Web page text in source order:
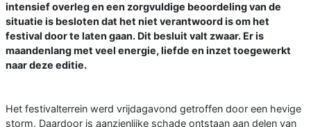
intensief overleg en een zorgvuldige beoordeling van de
situatie is besloten dat het niet verantwoord is om het
festival door te laten gaan. Dit besluit valt zwaar. Er is
maandenlang met veel energie, liefde en inzet toegewerkt
naar deze editie.
Het festivalterrein werd vrijdagavond getroffen door een hevige
storm. Daardoor is aanzienlijke schade ontstaan aan delen van